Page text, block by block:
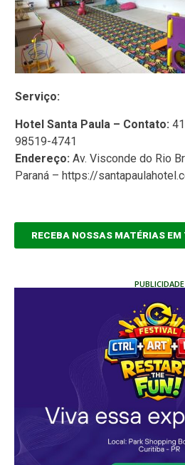
Serviço:
Hotel Santa Paula – Contato:
98519-4741
Endereço: Av. Visconde do Rio
Paraná – https://
RECEBA NOSSAS MATÉRIAS EM
PUBLICIDADE